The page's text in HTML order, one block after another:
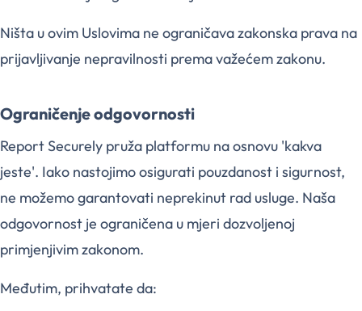
Ništa u ovim Uslovima ne ograničava zakonska prava na
prijavljivanje nepravilnosti prema važećem zakonu.
Ograničenje odgovornosti
Report Securely pruža platformu na osnovu 'kakva
jeste'. Iako nastojimo osigurati pouzdanost i sigurnost,
ne možemo garantovati neprekinut rad usluge. Naša
odgovornost je ograničena u mjeri dozvoljenoj
primjenjivim zakonom.
Međutim, prihvatate da: